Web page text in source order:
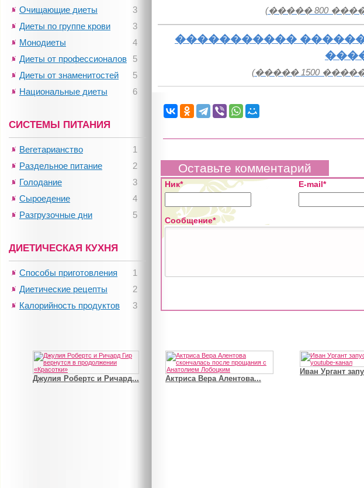
(����� 800
�����������
(����� 1500
Оставьте комментарий
Ник* E-mail*
Сообщение*
3
Очищающие диеты
3
Диеты по группе крови
4
Монодиеты
5
Диеты от профессионалов
5
Диеты от знаменитостей
6
Национальные диеты
СИСТЕМЫ ПИТАНИЯ
1
Вегетарианство
2
Раздельное питание
3
Голодание
4
Сыроедение
5
Разгрузочные дни
ДИЕТИЧЕСКАЯ КУХНЯ
1
Способы приготовления
2
Диетические рецепты
3
Калорийность продуктов
Джулия Робертс и Ричард... Актриса Вера Алентова...
Иван Ургант